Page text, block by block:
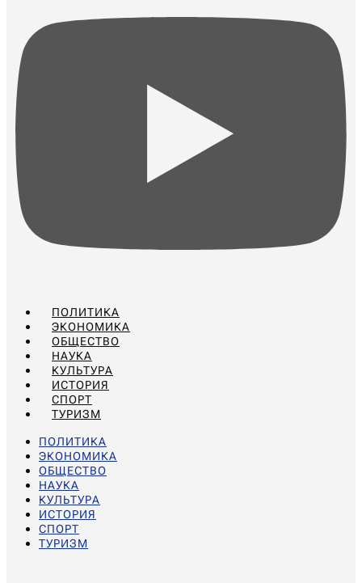
ПОЛИТИКА
ЭКОНОМИКА
ОБЩЕСТВО
НАУКА
КУЛЬТУРА
ИСТОРИЯ
СПОРТ
ТУРИЗМ
ПОЛИТИКА
ЭКОНОМИКА
ОБЩЕСТВО
НАУКА
КУЛЬТУРА
ИСТОРИЯ
СПОРТ
ТУРИЗМ